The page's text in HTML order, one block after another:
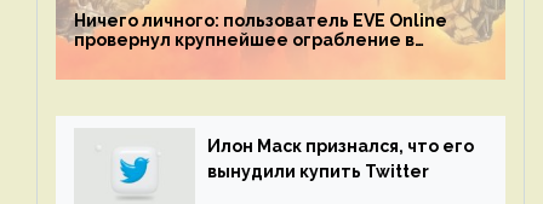
Ничего личного: пользователь EVE Online
провернул крупнейшее ограбление в
механике
Илон Маск признался, что его
вынудили купить Twitter